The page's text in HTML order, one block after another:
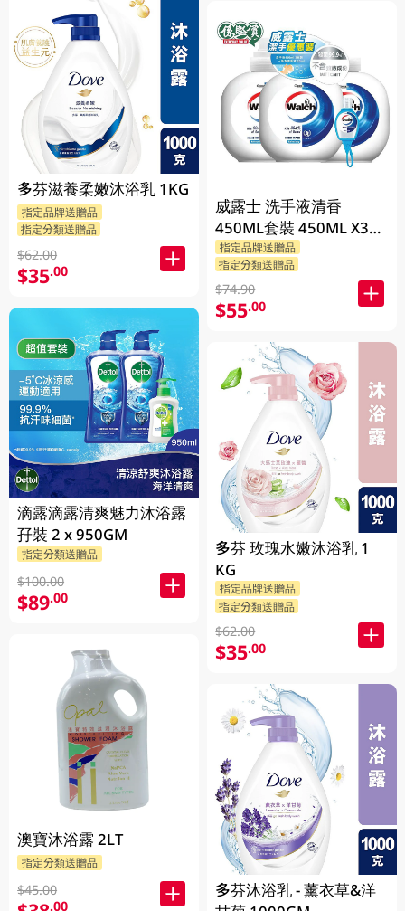
多芬滋養柔嫩沐浴乳 1KG
指定品牌送贈品
指定分類送贈品
$62.00
$35.00
滴露滴露清爽魅力沐浴露
孖裝 2 x 950GM
指定分類送贈品
$100.00
$89.00
澳寶沐浴露 2LT
指定分類送贈品
$45.00
.00
威露士 洗手液清香
450ML套裝 450ML X3
BP
指定品牌送贈品
指定分類送贈品
$74.90
$55.00
多芬 玫瑰水嫩沐浴乳 1
KG
指定品牌送贈品
指定分類送贈品
$62.00
$35.00
多芬沐浴乳 - 薰衣草&洋